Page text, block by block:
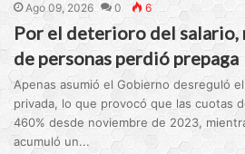
Ago 09, 2026 0 6
Por el deterioro del salario,
de personas perdió prepaga
Apenas asumió el Gobierno desreguló
privada, lo que provocó que las cuotas
460% desde noviembre de 2023,
acumuló un...